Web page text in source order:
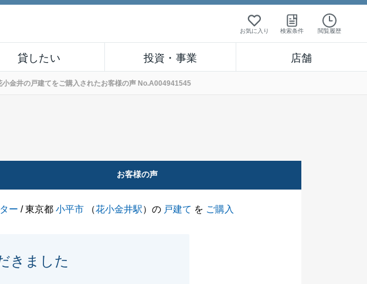
お気に入り 検索条件 閲覧履歴
貸したい 投資・事業 店舗
小金井の戸建てをご購入されたお客様の声 No.A004941545
お客様の声
ー / 東京都小平市 （花小金井駅）の 戸建て を ご購入
きました